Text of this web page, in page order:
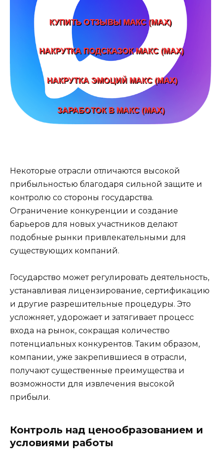
Некоторые отрасли отличаются высокой
прибыльностью благодаря сильной защите и
контролю со стороны государства.
Ограничение конкуренции и создание
барьеров для новых участников делают
подобные рынки привлекательными для
существующих компаний.
Государство может регулировать деятельность,
устанавливая лицензирование, сертификацию
и другие разрешительные процедуры. Это
усложняет, удорожает и затягивает процесс
входа на рынок, сокращая количество
потенциальных конкурентов. Таким образом,
компании, уже закрепившиеся в отрасли,
получают существенные преимущества и
возможности для извлечения высокой
прибыли.
Контроль над ценообразованием и
условиями работы